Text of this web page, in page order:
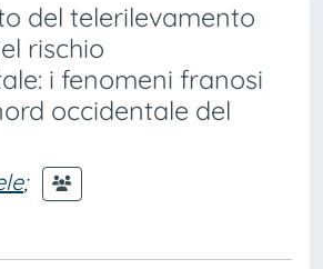
del telerilevamento
rischio
i fenomeni franosi
occidentale del
;